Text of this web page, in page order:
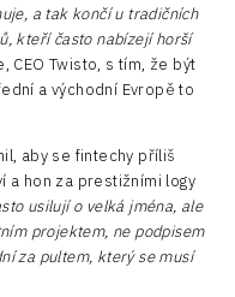
a tak končí u tradičních
kteří často nabízejí horší
CEO Twisto, s tím, že být
a východní Evropě to
aby se fintechy příliš
a hon za prestižními logy
usilují o velká jména, ale
projektem, ne podpisem
za pultem, který se musí